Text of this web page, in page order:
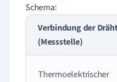
Schema:
Verbindung der
(Messstelle)
Thermoelektrischer